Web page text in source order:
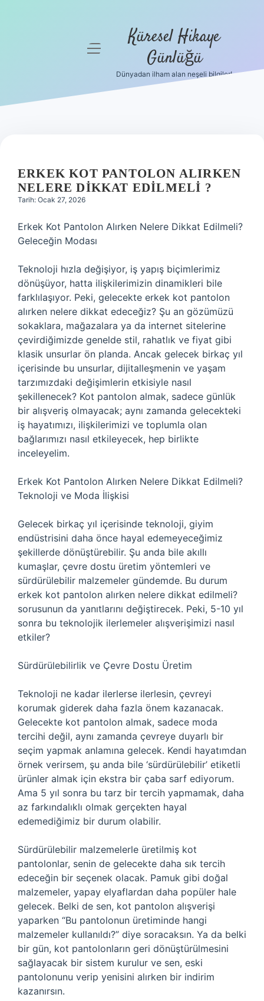
Hakkımızda
menüyü
Küresel Hikaye
Günlüğü
Dünyadan ilham alan neşeli bilgiler!
ERKEK KOT PANTOLON ALIRKEN
NELERE DIKKAT EDILMELI ?
Tarih: Ocak 27, 2026
Erkek Kot Pantolon Alırken Nelere Dikkat Edilmeli?
Geleceğin Modası
Teknoloji hızla değişiyor, iş yapış biçimlerimiz
dönüşüyor, hatta ilişkilerimizin dinamikleri bile
farklılaşıyor. Peki, gelecekte erkek kot pantolon
alırken nelere dikkat edeceğiz? Şu an gözümüzü
sokaklara, mağazalara ya da internet sitelerine
çevirdiğimizde genelde stil, rahatlık ve fiyat gibi
klasik unsurlar ön planda. Ancak gelecek birkaç yıl
içerisinde bu unsurlar, dijitalleşmenin ve yaşam
tarzımızdaki değişimlerin etkisiyle nasıl
şekillenecek? Kot pantolon almak, sadece günlük
bir alışveriş olmayacak; aynı zamanda gelecekteki
iş hayatımızı, ilişkilerimizi ve toplumla olan
bağlarımızı nasıl etkileyecek, hep birlikte
inceleyelim.
Erkek Kot Pantolon Alırken Nelere Dikkat Edilmeli?
Teknoloji ve Moda İlişkisi
Gelecek birkaç yıl içerisinde teknoloji, giyim
endüstrisini daha önce hayal edemeyeceğimiz
şekillerde dönüştürebilir. Şu anda bile akıllı
kumaşlar, çevre dostu üretim yöntemleri ve
sürdürülebilir malzemeler gündemde. Bu durum
erkek kot pantolon alırken nelere dikkat edilmeli?
sorusunun da yanıtlarını değiştirecek. Peki, 5-10 yıl
sonra bu teknolojik ilerlemeler alışverişimizi nasıl
etkiler?
Sürdürülebilirlik ve Çevre Dostu Üretim
Teknoloji ne kadar ilerlerse ilerlesin, çevreyi
korumak giderek daha fazla önem kazanacak.
Gelecekte kot pantolon almak, sadece moda
tercihi değil, aynı zamanda çevreye duyarlı bir
seçim yapmak anlamına gelecek. Kendi hayatımdan
örnek verirsem, şu anda bile ‘sürdürülebilir’ etiketli
ürünler almak için ekstra bir çaba sarf ediyorum.
Ama 5 yıl sonra bu tarz bir tercih yapmamak, daha
az farkındalıklı olmak gerçekten hayal
edemediğimiz bir durum olabilir.
Sürdürülebilir malzemelerle üretilmiş kot
pantolonlar, senin de gelecekte daha sık tercih
edeceğin bir seçenek olacak. Pamuk gibi doğal
malzemeler, yapay elyaflardan daha popüler hale
gelecek. Belki de sen, kot pantolon alışverişi
yaparken “Bu pantolonun üretiminde hangi
malzemeler kullanıldı?” diye soracaksın. Ya da belki
bir gün, kot pantolonların geri dönüştürülmesini
sağlayacak bir sistem kurulur ve sen, eski
pantolonunu verip yenisini alırken bir indirim
kazanırsın.